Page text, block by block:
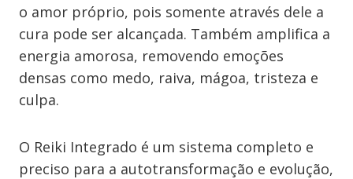
o amor próprio, pois somente através dele a
cura pode ser alcançada. Também amplifica a
energia amorosa, removendo emoções
densas como medo, raiva, mágoa, tristeza e
culpa.
O Reiki Integrado é um sistema completo e
preciso para a autotransformação e evolução,